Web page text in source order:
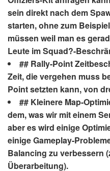
sein direkt nach dem
starten, ohne zum
müssen weil man es
Leute im Squad?-
## Rally-Point
Zeit, die vergehen muss
Point setzten kann, von
## Kleinere Map-
dem, was wir mit einem
aber es wird einige
einige Gameplay-
Balancing zu verbessern
Überarbeitung).